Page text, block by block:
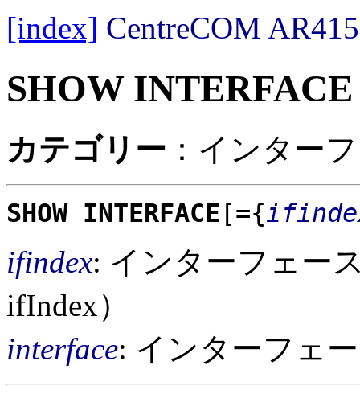
[index] CentreCOM
SHOW INTERFACE
カテゴリー ：インター
SHOW INTERFACE [={
ifindex: インターフェー
ifIndex）
interface: インターフェ